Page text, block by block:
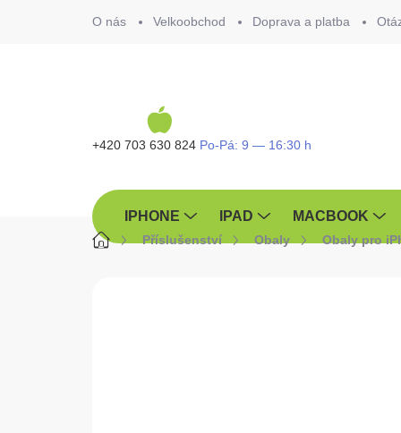
O nás Velkoobchod Doprava a platba
+420 703 630 824
IPHONE IPAD MACBOOK
DomůPříslušenství Obaly Obaly pro